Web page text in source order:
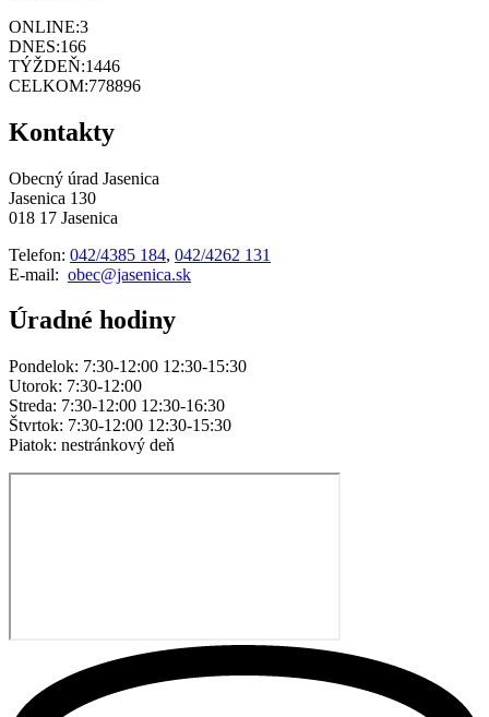
ONLINE:3
DNES:166
TÝŽDEŇ:1446
CELKOM:778896
Kontakty
Obecný úrad Jasenica
Jasenica 130
018 17 Jasenica
Telefon: 042/4385 184, 042/4262 131
E-mail: obec@jasenica.sk
Úradné hodiny
Pondelok: 7:30-12:00 12:30-15:30
Utorok: 7:30-12:00
Streda: 7:30-12:00 12:30-16:30
Štvrtok: 7:30-12:00 12:30-15:30
Piatok: nestránkový deň